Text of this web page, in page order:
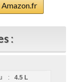
:
: 4.5 L